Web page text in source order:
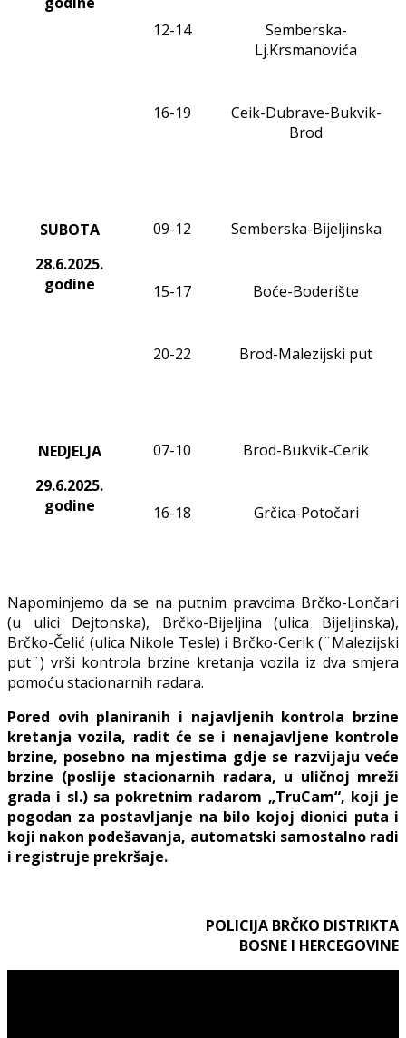
12-14
Semberska-
Lj.Krsmanovića
16-19
Ceik-Dubrave-Bukvik-
Brod
SUBOTA
28.6.2025.
godine
09-12 Semberska-Bijeljinska
15-17 Boće-Boderište
20-22 Brod-Malezijski put
NEDJELJA
29.6.2025.
godine
07-10 Brod-Bukvik-Cerik
16-18 Grčica-Potočari
Napominjemo da se na putnim pravcima Brčko-Lončari
(u ulici Dejtonska), Brčko-Bijeljina (ulica Bijeljinska),
Brčko-Čelić (ulica Nikole Tesle) i Brčko-Cerik (¨Malezijski
put¨) vrši kontrola brzine kretanja vozila iz dva smjera
pomoću stacionarnih radara.
Pored ovih planiranih i najavljenih kontrola brzine
kretanja vozila, radit će se i nenajavljene kontrole
brzine, posebno na mjestima gdje se razvijaju veće
brzine (poslije stacionarnih radara, u uličnoj mreži
grada i sl.) sa pokretnim radarom „TruCam“, koji je
pogodan za postavljanje na bilo kojoj dionici puta i
koji nakon podešavanja, automatski samostalno radi
i registruje prekršaje.
POLICIJA BRČKO DISTRIKTA
BOSNE I HERCEGOVINE